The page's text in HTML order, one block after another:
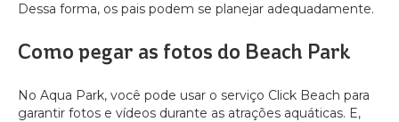
Dessa forma, os pais podem se planejar adequadamente.
Como pegar as fotos do Beach Park
No Aqua Park, você pode usar o serviço Click Beach para
garantir fotos e vídeos durante as atrações aquáticas. E,